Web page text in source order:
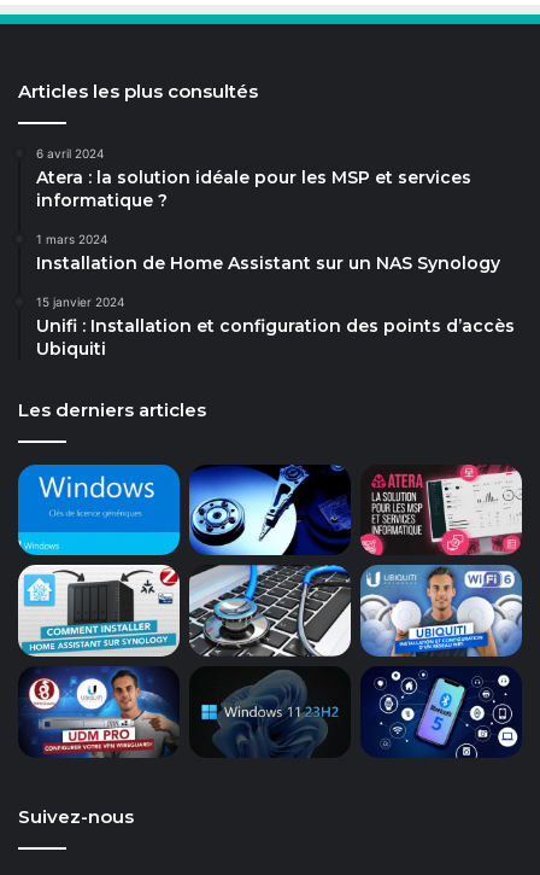
Articles les plus consultés
6 avril 2024
Atera : la solution idéale pour les MSP et services
informatique ?
1 mars 2024
Installation de Home Assistant sur un NAS Synology
15 janvier 2024
Unifi : Installation et configuration des points d’accès
Ubiquiti
Les derniers articles
Suivez-nous